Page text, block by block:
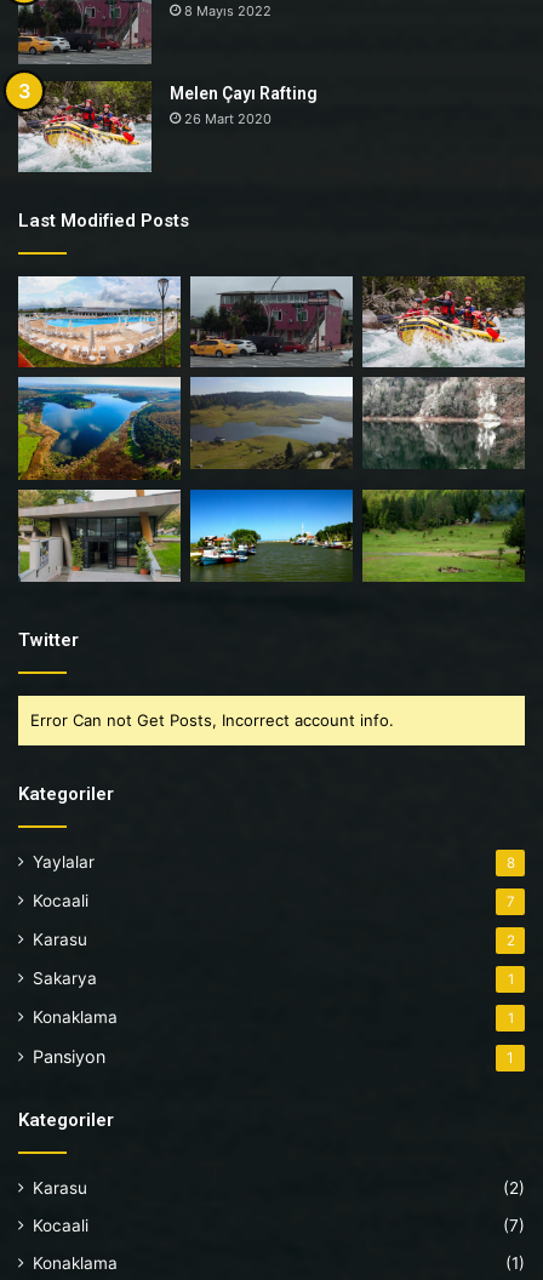
8 Mayıs 2022
Melen Çayı Rafting
26 Mart 2020
Last Modified Posts
Twitter
Error Can not Get Posts, Incorrect account info.
Kategoriler
Yaylalar 8
Kocaali 7
Karasu 2
Sakarya 1
Konaklama 1
Pansiyon 1
Kategoriler
Karasu
(2)
Kocaali
(7)
Konaklama
(1)